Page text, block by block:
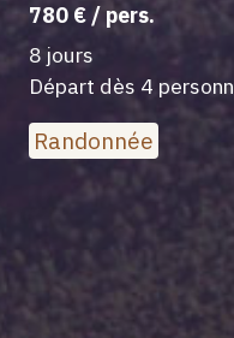
780 € / pers.
8 jours
Départ dès 4
Randonnée